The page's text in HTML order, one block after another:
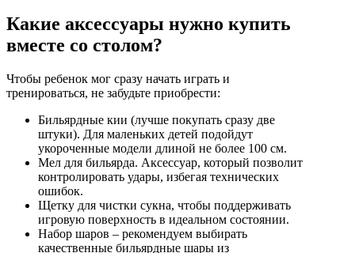
Какие аксессуары нужно купить
вместе со столом?
Чтобы ребенок мог сразу начать играть и
тренироваться, не забудьте приобрести:
Бильярдные кии (лучше покупать сразу две
штуки). Для маленьких детей подойдут
укороченные модели длиной не более 100 см.
Мел для бильярда. Аксессуар, который позволит
контролировать удары, избегая технических
ошибок.
Щетку для чистки сукна, чтобы поддерживать
игровую поверхность в идеальном состоянии.
Набор шаров – рекомендуем выбирать
качественные бильярдные шары из